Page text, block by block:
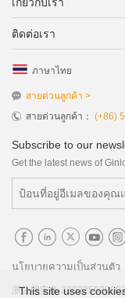
This site uses
ติดต่อเรา
ภาษาไทย
สายด่วนลูกค้า >
สายด่วนลูกค้า： (+86)
Subscribe to our
Get the latest news of
นโยบายความเป็นส่วนตัว
浙公网安备